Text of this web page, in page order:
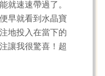
就速速帶過了。
早就看到水晶寶
地投入在當下的
讓我很驚喜！超